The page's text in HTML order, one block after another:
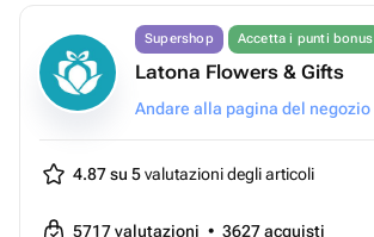
Supershop Accetta i punti bonus
Latona Flowers & Gifts
Andare alla pagina del negozio
4.87 su 5valutazioni degli articoli
5717valutazioni • 3627acquisti